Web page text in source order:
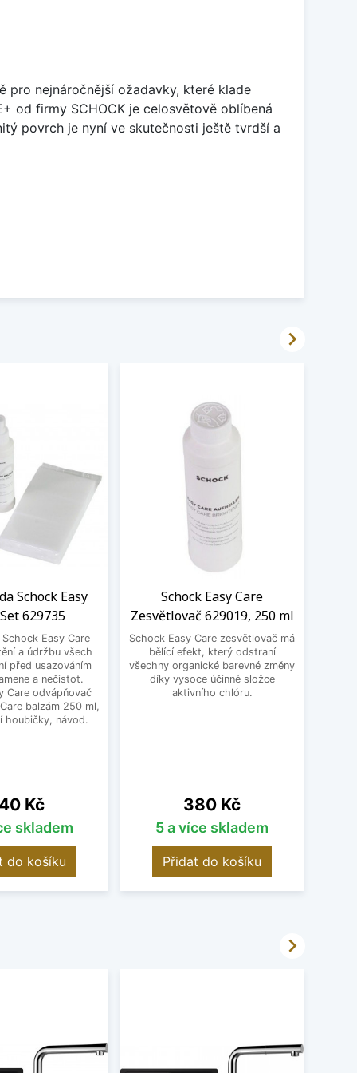
pro nejnáročnější ožadavky, které klade
od firmy SCHOCK je celosvětově oblíbená
povrch je nyní ve skutečnosti ještě tvrdší a
Schock Easy
629735
Easy Care
a údržbu všech
před usazováním
a nečistot.
Care odvápňovač
balzám 250 ml,
houbičky, návod.
Kč
skladem
do košíku
Schock Easy Care
Zesvětlovač 629019, 250 ml
Schock Easy Care zesvětlovač má
bělící efekt, který odstraní
všechny organické barevné změny
díky vysoce účinné složce
aktivního chlóru.
Cena
380 Kč
5 a více skladem
Přidat do košíku

